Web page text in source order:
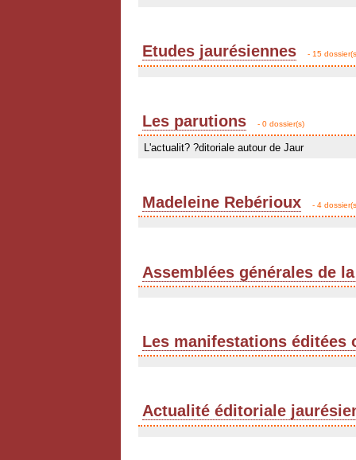
Etudes jaurésiennes - 15
Les parutions - 0 dossier(s)
L'actualit? ?ditoriale autour de Jaur
Madeleine Rebérioux - 4
Assemblées générales de
Les manifestations éditées
Actualité éditoriale